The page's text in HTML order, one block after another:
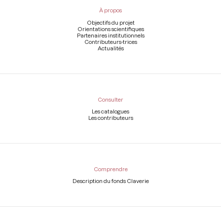
À propos
Objectifs du projet
Orientations scientifiques
Partenaires institutionnels
Contributeurs-trices
Actualités
Consulter
Les catalogues
Les contributeurs
Comprendre
Description du fonds Claverie